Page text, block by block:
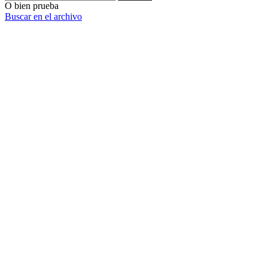
O bien prueba
Buscar en el archivo